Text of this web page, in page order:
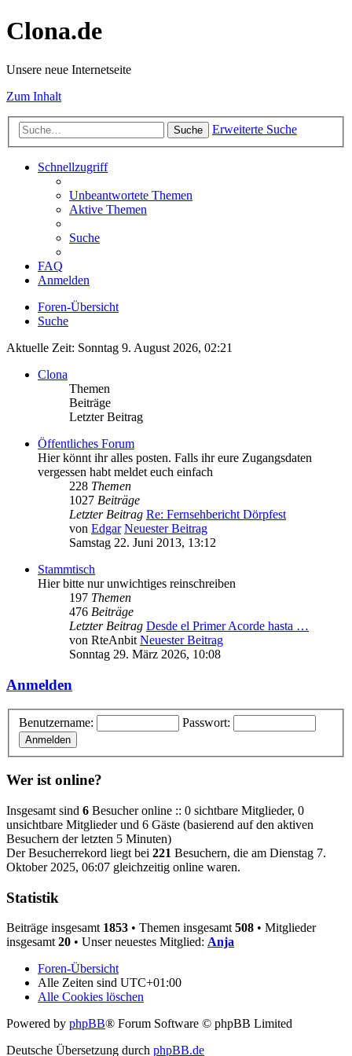
Clona.de
Unsere neue Internetseite
Zum Inhalt
Suche Erweiterte Suche
Schnellzugriff
Unbeantwortete Themen
Aktive Themen
Suche
FAQ
Anmelden
Foren-Übersicht
Suche
Aktuelle Zeit: Sonntag 9. August 2026, 02:21
Clona
Themen
Beiträge
Letzter Beitrag
Öffentliches Forum
Hier könnt ihr alles posten. Falls ihr eure Zugangsdaten
vergessen habt meldet euch einfach
228 Themen
1027 Beiträge
Letzter Beitrag Re: Fernsehbericht Dörpfest
von Edgar Neuester Beitrag
Samstag 22. Juni 2013, 13:12
Stammtisch
Hier bitte nur unwichtiges reinschreiben
197 Themen
476 Beiträge
Letzter Beitrag Desde el Primer Acorde hasta …
von RteAnbit Neuester Beitrag
Sonntag 29. März 2026, 10:08
Anmelden
Benutzername: Passwort:
Wer ist online?
Insgesamt sind 6 Besucher online :: 0 sichtbare Mitglieder, 0
unsichtbare Mitglieder und 6 Gäste (basierend auf den aktiven
Besuchern der letzten 5 Minuten)
Der Besucherrekord liegt bei 221 Besuchern, die am Dienstag 7.
Oktober 2025, 06:07 gleichzeitig online waren.
Statistik
Beiträge insgesamt 1853 • Themen insgesamt 508 • Mitglieder
insgesamt 20 • Unser neuestes Mitglied: Anja
Foren-Übersicht
Alle Zeiten sind UTC+01:00
Alle Cookies löschen
Powered by phpBB® Forum Software © phpBB Limited
Deutsche Übersetzung durch phpBB.de